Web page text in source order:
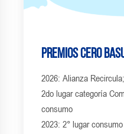
Premios Cero
2026: Alianza
2do lugar categoría
consumo
2023: 2° lugar